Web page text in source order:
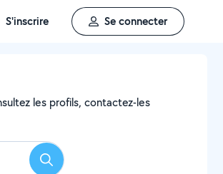
S'inscrire Se connecter
les profils, contactez-les
Rechercher